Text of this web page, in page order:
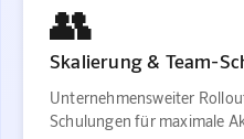
👥
Skalierung & Team-
Unternehmensweiter
Schulungen für maximale